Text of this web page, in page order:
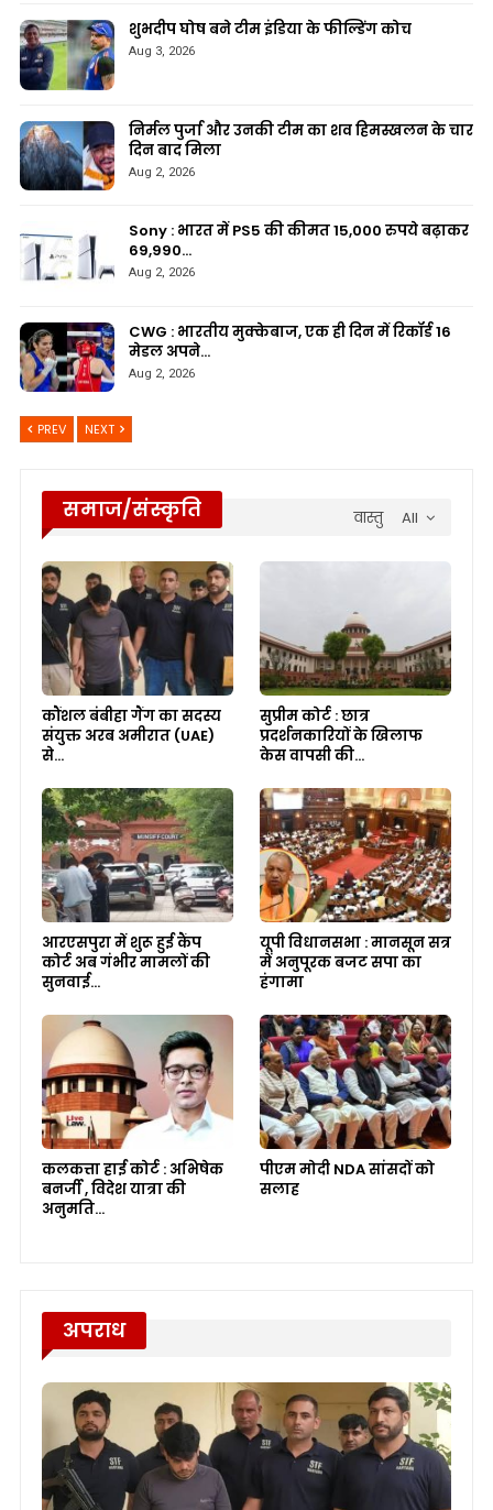
शुभदीप घोष बने टीम इंडिया के फील्डिंग कोच
Aug 3, 2026
निर्मल पुर्जा और उनकी टीम का शव हिमस्खलन के चार
दिन बाद मिला
Aug 2, 2026
Sony : भारत में PS5 की कीमत 15,000 रुपये बढ़ाकर
69,990…
Aug 2, 2026
CWG : भारतीय मुक्केबाज, एक ही दिन में रिकॉर्ड 16
मेडल अपने…
Aug 2, 2026
PREV NEXT
All
समाज/संस्कृति वास्तु
कौंशल बंबीहा गैंग का सदस्य
संयुक्त अरब अमीरात (UAE)
से…
सुप्रीम कोर्ट : छात्र
प्रदर्शनकारियों के खिलाफ
केस वापसी की…
आरएसपुरा में शुरू हुई कैंप
कोर्ट अब गंभीर मामलों की
सुनवाई…
यूपी विधानसभा : मानसून सत्र
में अनुपूरक बजट सपा का
हंगामा
कलकत्ता हाई कोर्ट : अभिषेक
बनर्जी , विदेश यात्रा की
अनुमति…
पीएम मोदी NDA सांसदों को
सलाह
अपराध